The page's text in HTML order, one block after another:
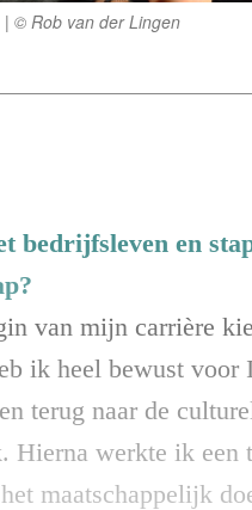
© Rob van der Lingen
bedrijfsleven en
van mijn carrière
ik heel bewust
terug naar de
Hierna werkte ik
maatschappelijk